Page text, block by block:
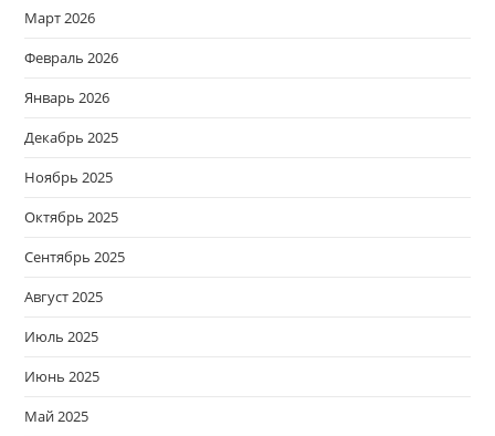
Март 2026
Февраль 2026
Январь 2026
Декабрь 2025
Ноябрь 2025
Октябрь 2025
Сентябрь 2025
Август 2025
Июль 2025
Июнь 2025
Май 2025